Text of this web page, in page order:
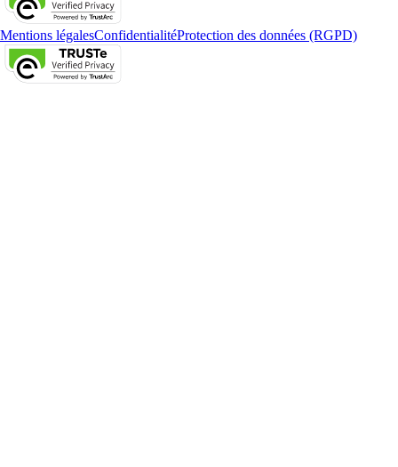
Mentions légalesConfidentialitéProtection des données (RGPD)